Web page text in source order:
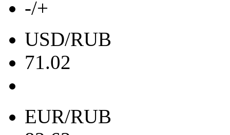
-/+
USD/RUB
71.02
EUR/RUB